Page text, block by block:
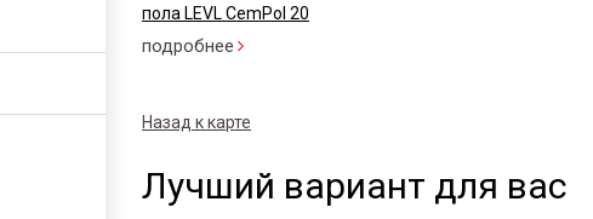
пола LEVL CemPol 20
подробнее
Назад к карте
Лучший вариант для вас